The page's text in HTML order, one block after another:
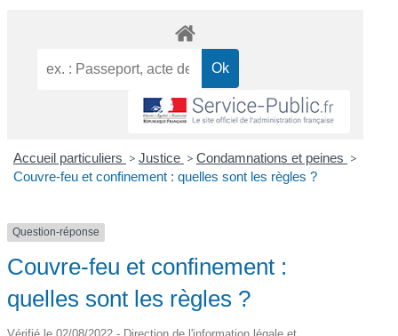
Accueil particuliers > Justice > Condamnations et peines >
Couvre-feu et confinement : quelles sont les règles ?
Question-réponse
Couvre-feu et confinement :
quelles sont les règles ?